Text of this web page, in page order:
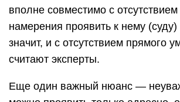
вполне совместимо с
намерения проявить к нему
значит, и с отсутствием прямого
считают эксперты.
Еще один важный нюанс —